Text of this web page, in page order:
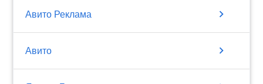
Авито Реклама chevron_right
Авито chevron_right